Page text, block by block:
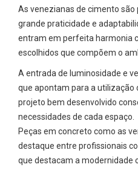
As venezianas de cimento
grande praticidade e
entram em perfeita harmonia
escolhidos que compõem o
A entrada de luminosidade e
que apontam para a utilização
projeto bem desenvolvido
necessidades de cada espaço.
Peças em concreto como as
destaque entre profissionais
que destacam a modernidade